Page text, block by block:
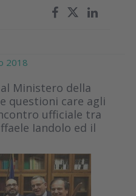
2018
al Ministero della
questioni care agli
ufficiale tra
Iandolo ed il